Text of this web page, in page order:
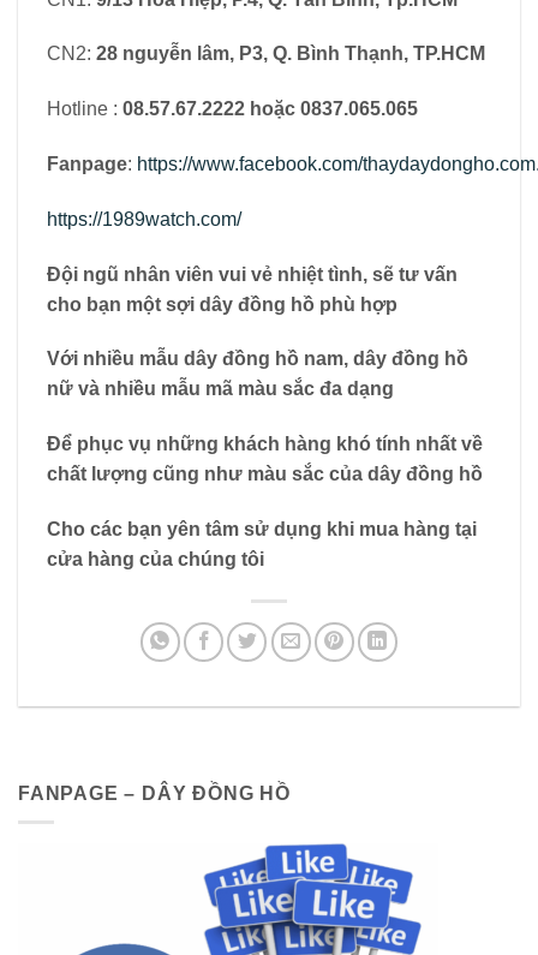
CN2: 28 nguyễn lâm, P3, Q. Bình Thạnh, TP.HCM
Hotline : 08.57.67.2222 hoặc 0837.065.065
Fanpage: https://www.facebook.com/
https://1989watch.com/
Đội ngũ nhân viên vui vẻ nhiệt tình, sẽ tư vấn
cho bạn một sợi dây đồng hồ phù hợp
Với nhiều mẫu dây đồng hồ nam, dây đồng hồ
nữ và nhiều mẫu mã màu sắc đa dạng
Để phục vụ những khách hàng khó tính nhất về
chất lượng cũng như màu sắc của dây đồng hồ
Cho các bạn yên tâm sử dụng khi mua hàng tại
cửa hàng của chúng tôi
FANPAGE – DÂY ĐỒNG HỒ